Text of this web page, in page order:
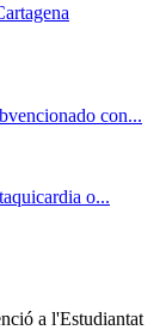
con...
o...
a l'Estudiantat